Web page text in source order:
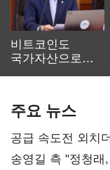
비트코인도
국가자산으로…'
주요 뉴스
공급 속도전 외치
리모델링' 제안
송영길 측 "정청